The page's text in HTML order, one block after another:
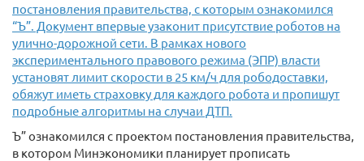
постановления правительства, с которым ознакомился
“Ъ”. Документ впервые узаконит присутствие роботов на
улично-дорожной сети. В рамках нового
экспериментального правового режима (ЭПР) власти
установят лимит скорости в 25 км/ч для рободоставки,
обяжут иметь страховку для каждого робота и пропишут
подробные алгоритмы на случаи ДТП.
Ъ” ознакомился с проектом постановления правительства,
в котором Минэкономики планирует прописать